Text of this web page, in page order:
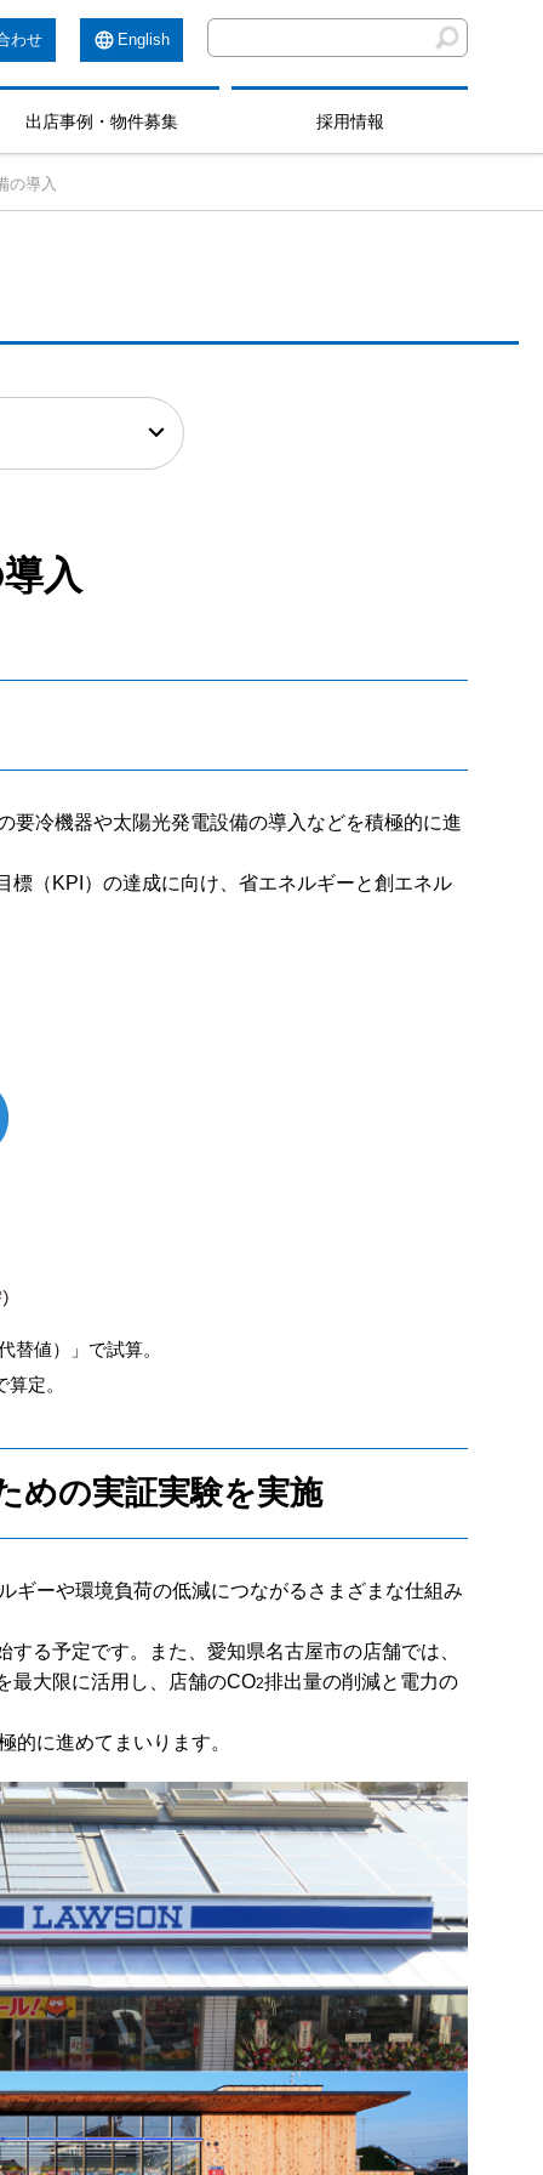
わせ English
出店事例・物件募集 採用情報
の導入
入
要冷機器や太陽光発電設備の導入などを積極的に進
標（KPI）の達成に向け、省エネルギーと創エネル
替値）」で試算。
定。
めの実証実験を実施
ギーや環境負荷の低減につながるさまざまな仕組み
る予定です。また、愛知県名古屋市の店舗では、
最大限に活用し、店舗のCO2排出量の削減と電力の
的に進めてまいります。